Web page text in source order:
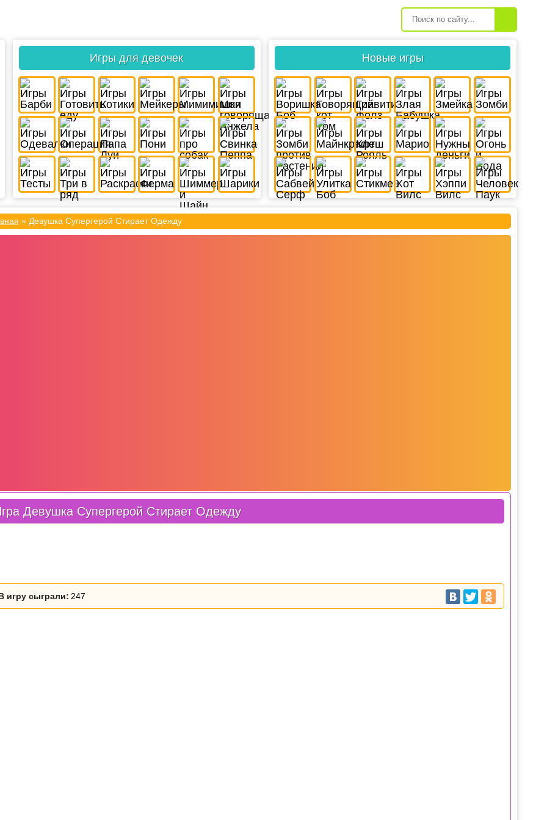
Игры для девочек Новые игры
» Девушка Супергерой Стирает Одежду
Девушка Супергерой Стирает Одежду
игру сыграли: 247